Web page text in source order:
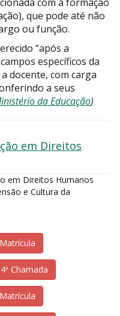
que pode até não
ou função.
“após a
específicos da
docente, com carga
a seus
da Educação)
em Direitos
em Direitos Humanos
e Cultura da
Chamada